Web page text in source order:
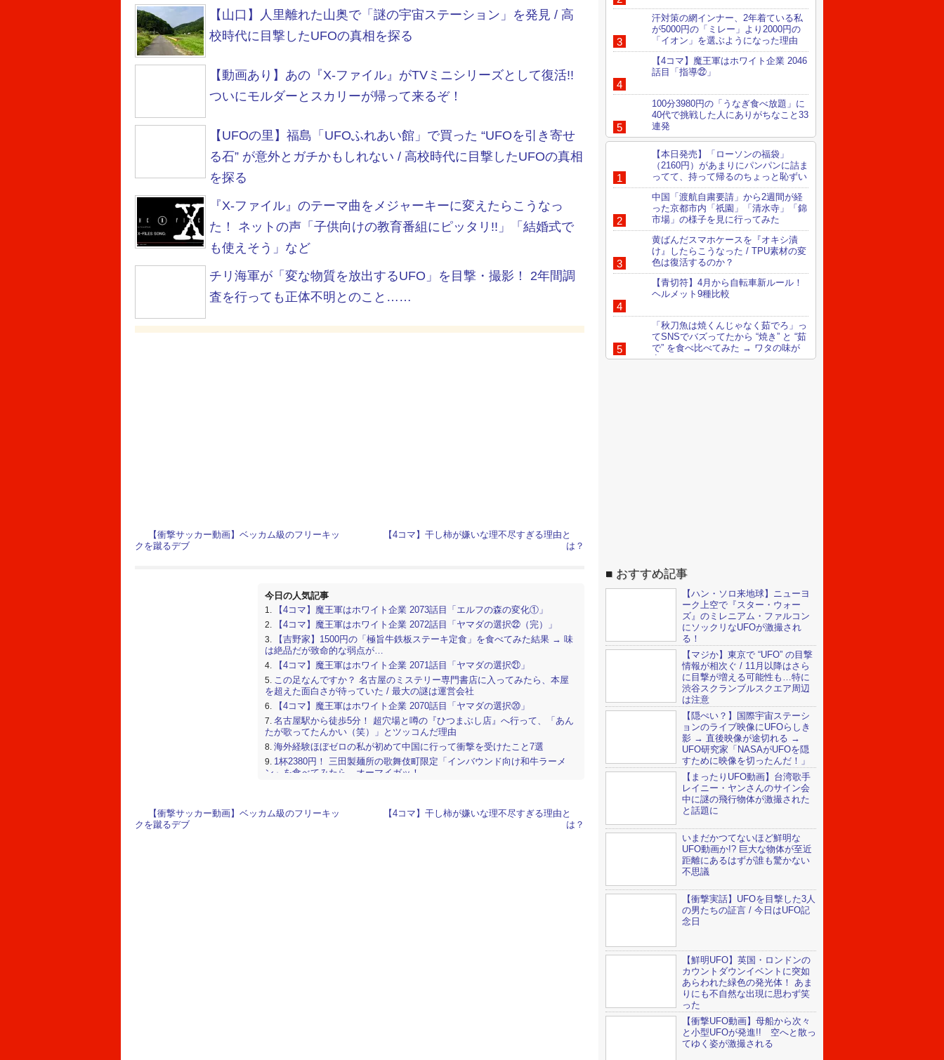
【山口】人里離れた山奥で「謎の宇宙ステーション」を発見 / 高
校時代に目撃したUFOの真相を探る
【動画あり】あの『X‐ファイル』がTVミニシリーズとして復活!!
ついにモルダーとスカリーが帰って来るぞ！
【UFOの里】福島「UFOふれあい館」で買った “UFOを引き寄せ
る石” が意外とガチかもしれない / 高校時代に目撃したUFOの真相
を探る
『X-ファイル』のテーマ曲をメジャーキーに変えたらこうなっ
た！ ネットの声「子供向けの教育番組にピッタリ!!」「結婚式で
も使えそう」など
チリ海軍が「変な物質を放出するUFO」を目撃・撮影！ 2年間調
査を行っても正体不明とのこと……
【衝撃サッカー動画】ベッカム級のフリーキッ
クを蹴るデブ
【4コマ】干し柿が嫌いな理不尽すぎる理由と
は？
今日の人気記事
【4コマ】魔王軍はホワイト企業 2073話目「エルフの森の変化①」
【4コマ】魔王軍はホワイト企業 2072話目「ヤマダの選択㉒（完）」
【吉野家】1500円の「極旨牛鉄板ステーキ定食」を食べてみた結果 → 味
は絶品だが致命的な弱点が…
【4コマ】魔王軍はホワイト企業 2071話目「ヤマダの選択㉑」
この足なんですか？ 名古屋のミステリー専門書店に入ってみたら、本屋
を超えた面白さが待っていた / 最大の謎は運営会社
【4コマ】魔王軍はホワイト企業 2070話目「ヤマダの選択⑳」
名古屋駅から徒歩5分！ 超穴場と噂の『ひつまぶし店』へ行って、「あん
たが歌ってたんかい（笑）」とツッコんだ理由
海外経験ほぼゼロの私が初めて中国に行って衝撃を受けたこと7選
1杯2380円！ 三田製麺所の歌舞伎町限定「インバウンド向け和牛ラーメ
ン」を食べてみたら…オーマイガッ！
界に殴り込み！
【衝撃サッカー動画】ベッカム級のフリーキッ
クを蹴るデブ
【4コマ】干し柿が嫌いな理不尽すぎる理由と
は？
汗対策の網インナー、2年着ている私
が5000円の「ミレー」より2000円の
「イオン」を選ぶようになった理由
【4コマ】魔王軍はホワイト企業 2046
話目「指導㉒」
100分3980円の「うなぎ食べ放題」に
40代で挑戦した人にありがちなこと33
連発
【本日発売】「ローソンの福袋」
（2160円）があまりにパンパンに詰ま
ってて、持って帰るのちょっと恥ずい
中国「渡航自粛要請」から2週間が経
った京都市内「祇園」「清水寺」「錦
市場」の様子を見に行ってみた
黄ばんだスマホケースを『オキシ漬
け』したらこうなった / TPU素材の変
色は復活するのか？
【青切符】4月から自転車新ルール！
ヘルメット9種比較
「秋刀魚は焼くんじゃなく茹でろ」っ
てSNSでバズってたから “焼き” と “茹
で” を食べ比べてみた → ワタの味が
変わってる！
おすすめ記事
【ハン・ソロ来地球】ニューヨ
ーク上空で『スター・ウォー
ズ』のミレニアム・ファルコン
にソックリなUFOが激撮され
る！
【マジか】東京で “UFO” の目撃
情報が相次ぐ / 11月以降はさら
に目撃が増える可能性も…特に
渋谷スクランブルスクエア周辺
は注意
【隠ぺい？】国際宇宙ステーシ
ョンのライブ映像にUFOらしき
影 → 直後映像が途切れる →
UFO研究家「NASAがUFOを隠
すために映像を切ったんだ！」
【まったりUFO動画】台湾歌手
レイニー・ヤンさんのサイン会
中に謎の飛行物体が激撮された
と話題に
いまだかつてないほど鮮明な
UFO動画か!? 巨大な物体が至近
距離にあるはずが誰も驚かない
不思議
【衝撃実話】UFOを目撃した3人
の男たちの証言 / 今日はUFO記
念日
【鮮明UFO】英国・ロンドンの
カウントダウンイベントに突如
あらわれた緑色の発光体！ あま
りにも不自然な出現に思わず笑
った
【衝撃UFO動画】母船から次々
と小型UFOが発進!! 空へと散っ
てゆく姿が激撮される